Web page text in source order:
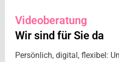
Videoberatung
Wir sind für Sie da
Persönlich, digital, flexibel: